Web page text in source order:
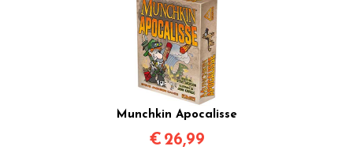
Munchkin Apocalisse
€ 26,99